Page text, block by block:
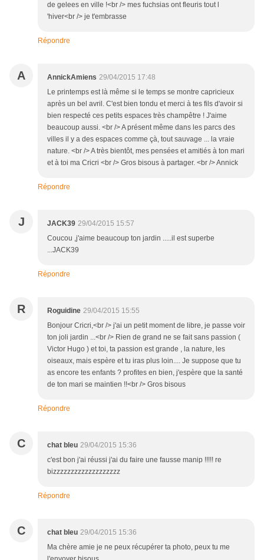
de gelees en ville !<br /> mes fuchsias ont fleuris tout l
'hiver<br /> je t'embrasse
Répondre
A AnnickAmiens 29/04/2015 17:48
Le printemps est là même si le temps se montre capricieux
après un bel avril. C'est bien tondu et merci à tes fils d'avoir si
bien respecté ces petits espaces très champêtre ! J'aime
beaucoup aussi. <br /> A présent même dans les parcs des
villes il y a des espaces comme çà, tout sauvage ... la vraie
nature. <br /> A très bientôt, mes pensées et amitiés à ton mari
et à toi ma Cricri <br /> Gros bisous à partager. <br /> Annick
Répondre
J JACK39 29/04/2015 15:57
Coucou ,j'aime beaucoup ton jardin .....il est superbe
...JACK39
Répondre
R Roguidine 29/04/2015 15:55
Bonjour Cricri,<br /> j'ai un petit moment de libre, je passe voir
ton joli jardin ...<br /> Rien de grand ne se fait sans passion (
Victor Hugo ) et toi, ta passion est grande , la nature, les
oiseaux, mais espère et tu iras plus loin.... Je suppose que tu
as encore tes enfants ? profites en bien, j'espère que la santé
de ton mari se maintien !!<br /> Gros bisous
Répondre
C chat bleu 29/04/2015 15:36
c'est bon j'ai réussi j'ai du faire une fausse manip !!!!! re
bizzzzzzzzzzzzzzzzzzz
Répondre
C chat bleu 29/04/2015 15:36
Ma chère amie je ne peux récupérer ta photo, peux tu me